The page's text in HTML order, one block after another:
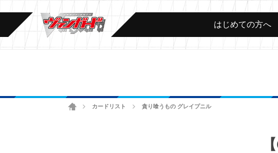
はじめての方へ
ホームカードリスト 貪り喰うもの グレイプニル